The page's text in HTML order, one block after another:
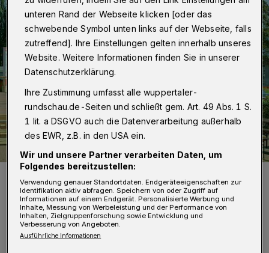
Es war viel los auf dem BAUHAUS-Parkplatz.
Foto: Christoph Petersen
unteren Rand der Webseite klicken [oder das
schwebende Symbol unten links auf der Webseite, falls
zutreffend]. Ihre Einstellungen gelten innerhalb unseres
Website. Weitere Informationen finden Sie in unserer
Datenschutzerklärung.
Ihre Zustimmung umfasst alle wuppertaler-
rundschau.de-Seiten und schließt gem. Art. 49 Abs. 1 S.
1 lit. a DSGVO auch die Datenverarbeitung außerhalb
des EWR, z.B. in den USA ein.
Wir und unsere Partner verarbeiten Daten, um
Folgendes bereitzustellen:
Verwendung genauer Standortdaten. Endgeräteeigenschaften zur
Identifikation aktiv abfragen. Speichern von oder Zugriff auf
Informationen auf einem Endgerät. Personalisierte Werbung und
Inhalte, Messung von Werbeleistung und der Performance von
Inhalten, Zielgruppenforschung sowie Entwicklung und
Verbesserung von Angeboten.
Ausführliche Informationen